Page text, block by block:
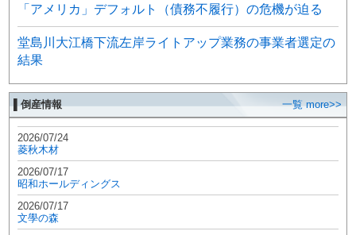
「アメリカ」デフォルト（債務不履行）の危機が迫る
堂島川大江橋下流左岸ライトアップ業務の事業者選定の
結果
▌倒産情報 一覧 more>>
2026/07/24
菱秋木材
2026/07/17
昭和ホールディングス
2026/07/17
文學の森